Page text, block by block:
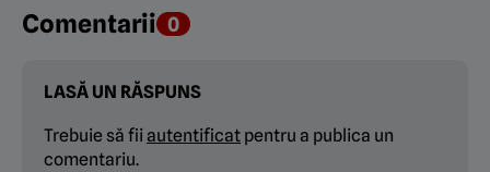
Comentarii 0
LASĂ UN RĂSPUNS
Trebuie să fii autentificat pentru a publica un
comentariu.